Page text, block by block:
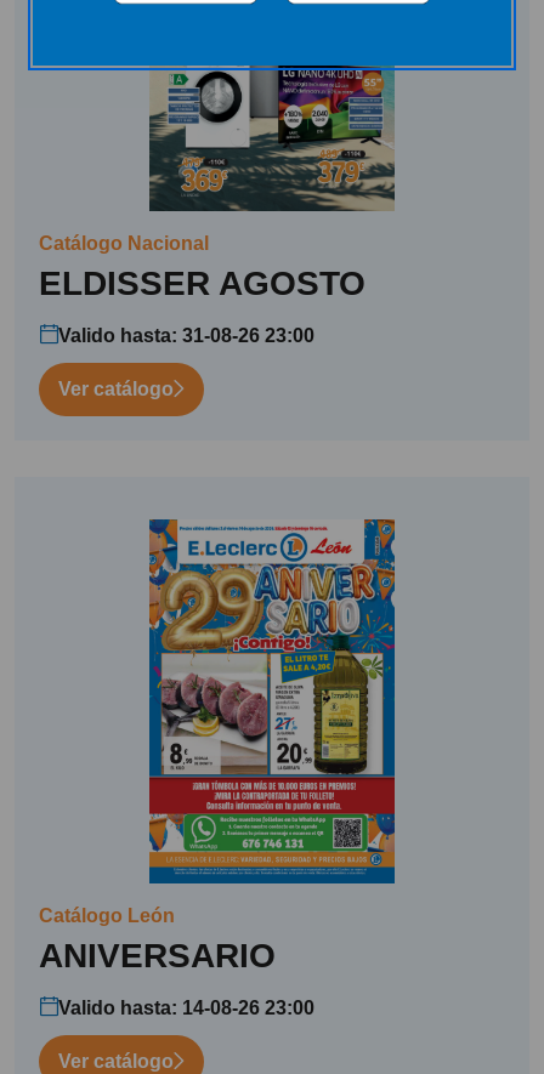
Catálogo Nacional
ELDISSER AGOSTO
Valido hasta: 31-08-26 23:00
Ver catálogo
Catálogo León
ANIVERSARIO
Valido hasta: 14-08-26 23:00
Ver catálogo